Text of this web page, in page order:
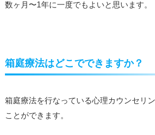
数ヶ月〜1年に一度でもよいと思います。
箱庭療法はどこでできますか？
箱庭療法を行なっている心理カウンセリ
ことができます。